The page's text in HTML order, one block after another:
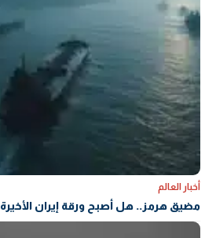
أخبار العالم
مضيق هرمز.. هل أصبح ورقة إيران